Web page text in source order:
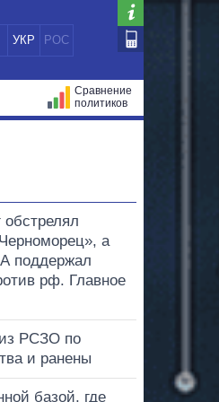
УКР РОС
Сравнение
политиков
обстрелял
а
поддержал
рф. Главное
РСЗО по
и ранены
базой, где